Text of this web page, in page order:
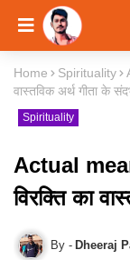
Home Spirituality
वास्तविक अर्थ गीता के
Spirituality
Actual
विरक्ति का
Dheeraj